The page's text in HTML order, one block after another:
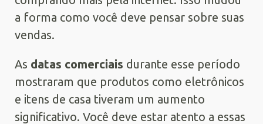
a forma como você deve pensar sobre suas
vendas.
As datas comerciais durante esse período
mostraram que produtos como eletrônicos
e itens de casa tiveram um aumento
significativo. Você deve estar atento a essas